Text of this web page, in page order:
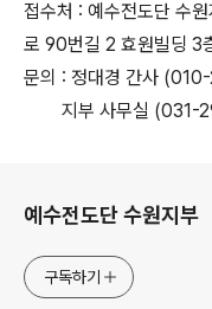
접수처 : 예수전도단 수
로 90번길 2 효원빌딩 3
문의 : 정대경 간사
지부 사무실 (031-
예수전도단 수원지부
구독하기